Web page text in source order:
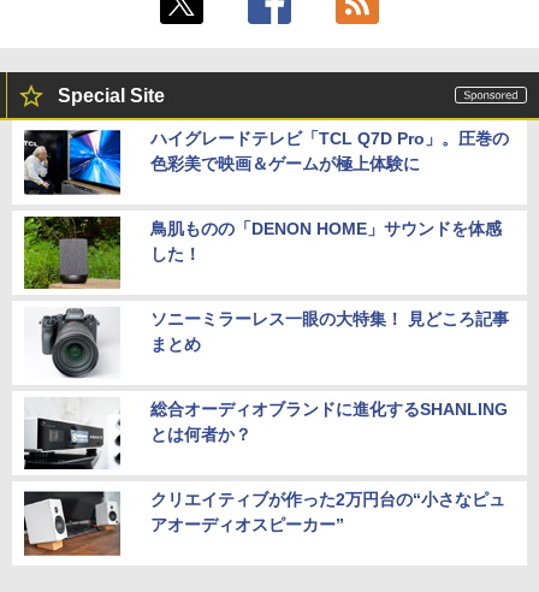
Special Site
ハイグレードテレビ「TCL Q7D Pro」。圧巻の
色彩美で映画＆ゲームが極上体験に
鳥肌ものの「DENON HOME」サウンドを体感
した！
ソニーミラーレス一眼の大特集！ 見どころ記事
まとめ
総合オーディオブランドに進化するSHANLING
とは何者か？
クリエイティブが作った2万円台の“小さなピュ
アオーディオスピーカー”